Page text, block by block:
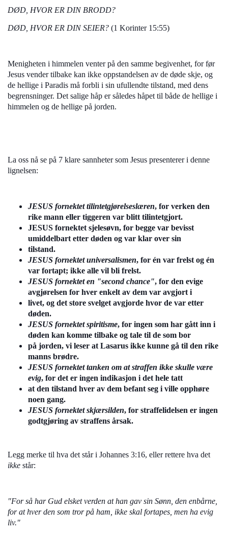
DØD, HVOR ER DIN BRODD?
DØD, HVOR ER DIN SEIER? (1 Korinter 15:55)
Menigheten i himmelen venter på den samme begivenhet, for før
Jesus vender tilbake kan ikke oppstandelsen av de døde skje, og
de hellige i Paradis må forbli i sin ufullendte tilstand, med dens
begrensninger. Det salige håp er således håpet til både de hellige i
himmelen og de hellige på jorden.
La oss nå se på 7 klare sannheter som Jesus presenterer i denne
lignelsen:
JESUS fornektet tilintetgjørelseslæren, for verken den
rike mann eller tiggeren var blitt tilintetgjort.
JESUS fornektet sjelesøvn, for begge var bevisst
umiddelbart etter døden og var klar over sin
tilstand.
JESUS fornektet universalismen, for én var frelst og én
var fortapt; ikke alle vil bli frelst.
JESUS fornektet en "second chance", for den evige
avgjørelsen for hver enkelt av dem var avgjort i
livet, og det store svelget avgjorde hvor de var etter
døden.
JESUS fornektet spiritisme, for ingen som har gått inn i
døden kan komme tilbake og tale til de som bor
på jorden, vi leser at Lasarus ikke kunne gå til den rike
manns brødre.
JESUS fornektet tanken om at straffen ikke skulle være
evig, for det er ingen indikasjon i det hele tatt
at den tilstand hver av dem befant seg i ville opphøre
noen gang.
JESUS fornektet skjærsilden, for straffelidelsen er ingen
godtgjøring av straffens årsak.
Legg merke til hva det står i Johannes 3:16, eller rettere hva det
ikke står:
"For så har Gud elsket verden at han gav sin Sønn, den enbårne,
for at hver den som tror på ham, ikke skal fortapes, men ha evig
liv."